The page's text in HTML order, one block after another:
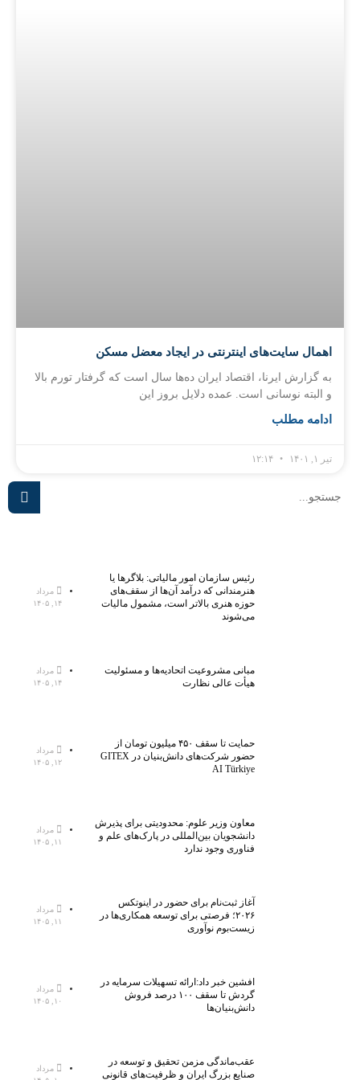
اهمال سایت‌های اینترنتی در ایجاد معضل مسکن
به گزارش ایرنا، اقتصاد ایران ده‌ها سال است که گرفتار تورم بالا
و البته نوسانی است. عمده دلایل بروز این
ادامه مطلب
تیر ۱, ۱۴۰۱
رئیس سازمان امور مالیاتی: بلاگر‌ها یا
هنرمندانی که درآمد آن‌ها از سقف‌های
حوزه هنری بالاتر است، مشمول مالیات
می‌شوند
مرداد
۱۴, ۱۴۰۵
مبانی مشروعیت اتحادیه‌ها و مسئولیت
هیأت عالی نظارت
مرداد
۱۴, ۱۴۰۵
حمایت تا سقف ۴۵۰ میلیون تومان از
حضور شرکت‌های دانش‌بنیان در GITEX
AI Türkiye
مرداد
۱۲, ۱۴۰۵
معاون وزیر علوم: محدودیتی برای پذیرش
دانشجویان بین‌المللی در پارک‌های علم و
فناوری وجود ندارد
مرداد
۱۱, ۱۴۰۵
آغاز ثبت‌نام برای حضور در اینوتکس
۲۰۲۶؛ فرصتی برای توسعه همکاری‌ها در
زیست‌بوم نوآوری
مرداد
۱۱, ۱۴۰۵
افشین خبر داد:ارائه تسهیلات سرمایه در
گردش تا سقف ۱۰۰ درصد فروش
دانش‌بنیان‌ها
مرداد
۱۰, ۱۴۰۵
عقب‌ماندگی مزمن تحقیق و توسعه در
صنایع بزرگ ایران و ظرفیت‌های قانونی
مرداد